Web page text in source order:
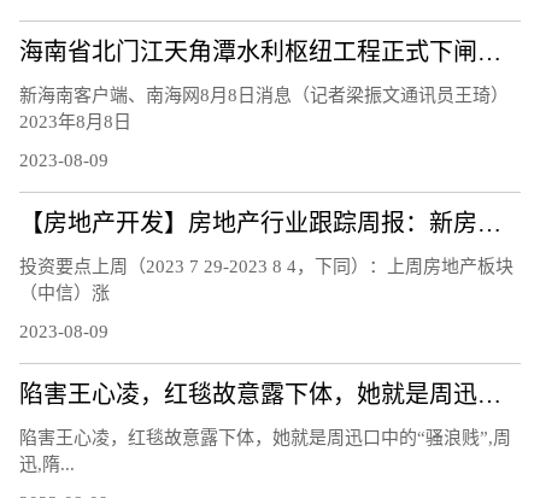
海南省北门江天角潭水利枢纽工程正式下闸蓄水
新海南客户端、南海网8月8日消息（记者梁振文通讯员王琦）
2023年8月8日
2023-08-09
【房地产开发】房地产行业跟踪周报：新房二手房销售持续下行，南京郑州等地发布楼市新政
投资要点上周（2023 7 29-2023 8 4，下同）：上周房地产板块
（中信）涨
2023-08-09
陷害王心凌，红毯故意露下体，她就是周迅口中的“骚浪贱”
陷害王心凌，红毯故意露下体，她就是周迅口中的“骚浪贱”,周
迅,隋...